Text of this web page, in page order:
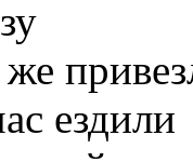
ездили